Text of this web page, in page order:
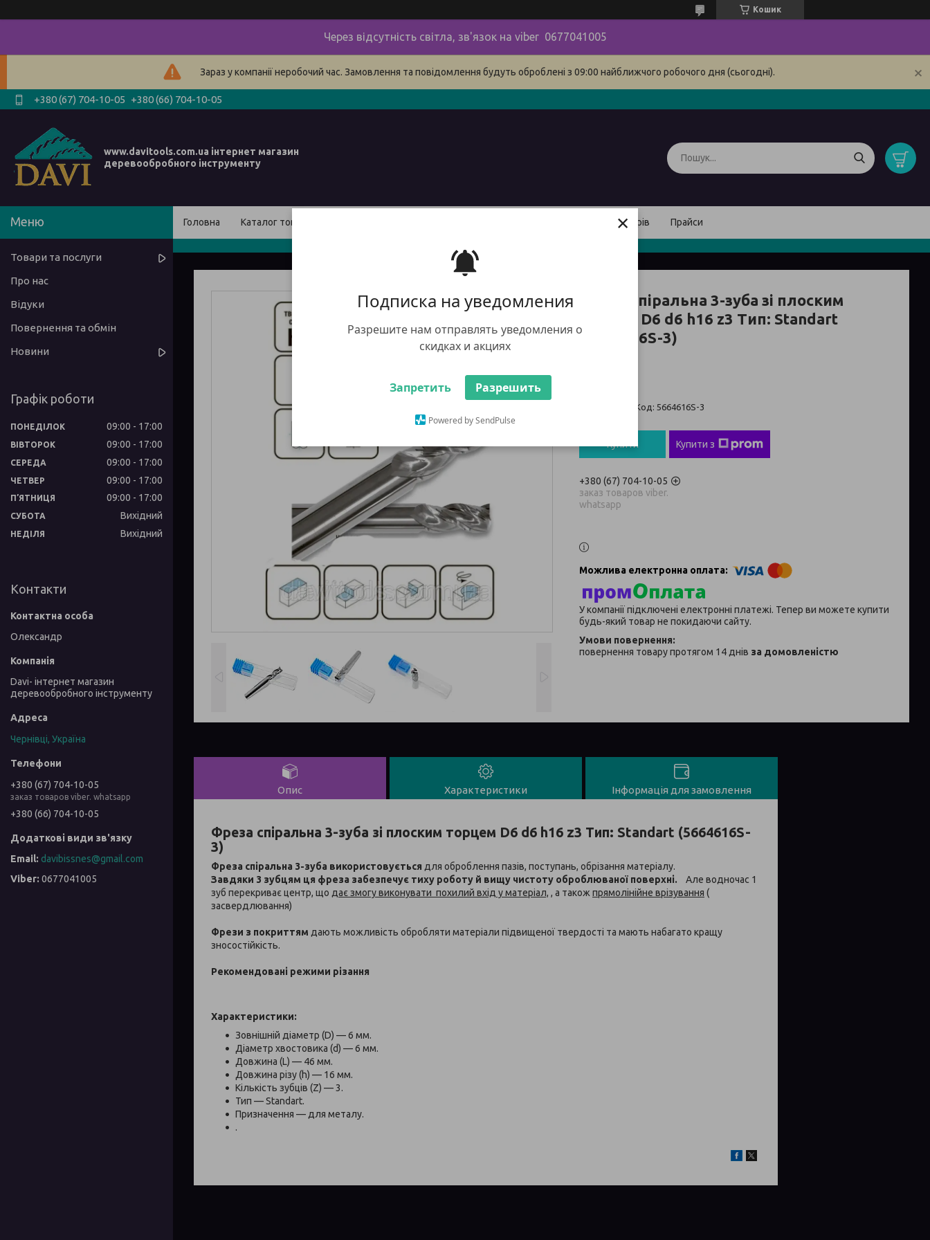
Подписка на уведомления
Разрешите нам отправлять уведомления о
скидках и акциях
Запретить Разрешить
Powered by SendPulse
×
Кошик
Через відсутність світла, зв'язок на viber 0677041005
Зараз у компанії неробочий час. Замовлення та повідомлення будуть оброблені з 09:00 найближчого робочого дня (сьогодні).
+380 (67) 704-10-05 +380 (66) 704-10-05
www.davitools.com.ua інтернет магазин
деревообробного інструменту
Головна Каталог товарів Доставка і оплата товарів Прайси
Фреза спіральна 3-зуба зі плоским
торцем D6 d6 h16 z3 Тип: Standart
(5664616S-3)
Код: 5664616S-3
Купити Купити з
+380 (67) 704-10-05
заказ товаров viber.
whatsapp
У компанії підключені електронні платежі. Тепер ви можете купити
будь-який товар не покидаючи сайту.
повернення товару протягом 14 днів за домовленістю
Опис Характеристики Інформація для замовлення
Фреза спіральна 3-зуба зі плоским торцем D6 d6 h16 z3 Тип: Standart (5664616S-
3)
Фреза спіральна 3-зуба використовується для оброблення пазів, поступань, обрізання матеріалу.
Завдяки 3 зубцям ця фреза забезпечує тиху роботу й вищу чистоту оброблюваної поверхні. Але водночас 1
зуб перекриває центр, що дає змогу виконувати похилий вхід у матеріал, , а також прямолінійне врізування (
засвердлювання)
Фрези з покриттям дають можливість обробляти матеріали підвищеної твердості та мають набагато кращу
зносостійкість.
Рекомендовані режими різання
Характеристики:
Зовнішній діаметр (D) — 6 мм.
Діаметр хвостовика (d) — 6 мм.
Довжина (L) — 46 мм.
Довжина різу (h) — 16 мм.
Кількість зубців (Z) — 3.
Тип — Standart.
Призначення — для металу.
.
Товари та послуги
Про нас
Відуки
Повернення та обмін
Новини
Графік роботи
ПОНЕДІЛОК 09:00 17:00
ВІВТОРОК 09:00 17:00
СЕРЕДА 09:00 17:00
ЧЕТВЕР 09:00 17:00
ПʼЯТНИЦЯ 09:00 17:00
СУБОТА Вихідний
НЕДІЛЯ Вихідний
Контакти
Олександр
Davi- інтернет магазин
деревообробного інструменту
Чернівці, Україна
+380 (67) 704-10-05
заказ товаров viber. whatsapp
+380 (66) 704-10-05
davibissnes@gmail.com
0677041005